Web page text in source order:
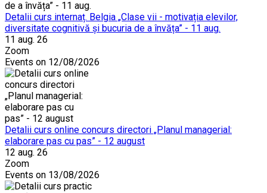
Detalii curs internaț. Belgia „Clase vii - motivația elevilor,
diversitate cognitivă și bucuria de a învăța” - 11 aug.
11 aug. 26
Zoom
Events on 12/08/2026
Detalii curs online concurs directori „Planul managerial:
elaborare pas cu pas” - 12 august
12 aug. 26
Zoom
Events on 13/08/2026